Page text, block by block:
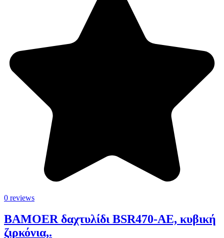
0 reviews
BAMOER δαχτυλίδι BSR470-AE, κυβική
ζιρκόνια,.